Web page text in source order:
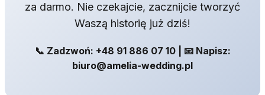
za darmo. Nie czekajcie, zacznijcie tworzyć
Waszą historię już dziś!
📞 Zadzwoń: +48 91 886 07 10 | 📧 Napisz:
biuro@amelia-wedding.pl